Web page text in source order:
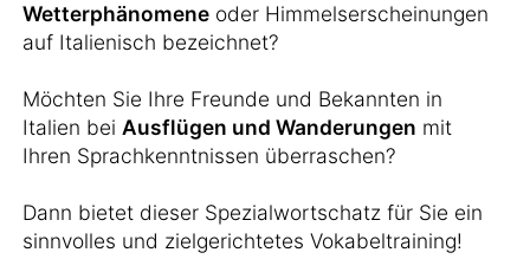
Wetterphänomene oder Himmelserscheinungen
auf Italienisch bezeichnet?
Möchten Sie Ihre Freunde und Bekannten in
Italien bei Ausflügen und Wanderungen mit
Ihren Sprachkenntnissen überraschen?
Dann bietet dieser Spezialwortschatz für Sie ein
sinnvolles und zielgerichtetes Vokabeltraining!